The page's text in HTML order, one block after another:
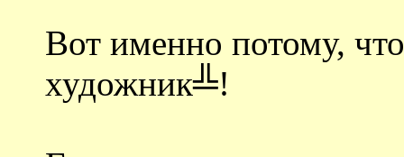
Вот именно потому,
художник╩!